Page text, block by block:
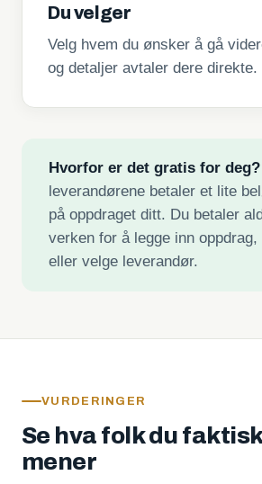
Du velger
Velg hvem du ønsker å gå
og detaljer avtaler dere direkte.
Hvorfor er det gratis for deg?
leverandørene betaler et lite
på oppdraget ditt. Du betaler
verken for å legge inn
eller velge leverandør.
VURDERINGER
Se hva folk du
mener